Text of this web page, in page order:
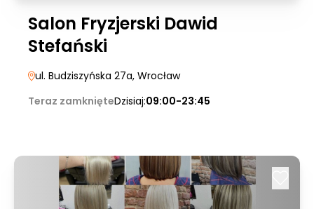
Salon Fryzjerski Dawid
Stefański
ul. Budziszyńska 27a, Wrocław
Teraz zamknięteDzisiaj:09:00-23:45